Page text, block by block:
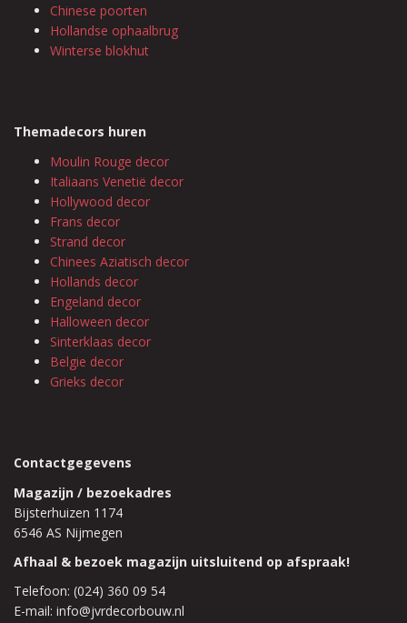
Chinese poorten
Hollandse ophaalbrug
Winterse blokhut
Themadecors huren
Moulin Rouge decor
Italiaans Venetië decor
Hollywood decor
Frans decor
Strand decor
Chinees Aziatisch decor
Hollands decor
Engeland decor
Halloween decor
Sinterklaas decor
Belgie decor
Grieks decor
Contactgegevens
Magazijn / bezoekadres
Bijsterhuizen 1174
6546 AS Nijmegen
Afhaal & bezoek magazijn uitsluitend op afspraak!
Telefoon: (024) 360 09 54
E-mail: info@jvrdecorbouw.nl